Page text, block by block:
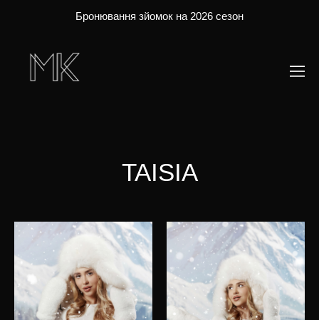
Бронювання зйомок на 2026 сезон
TAISIA